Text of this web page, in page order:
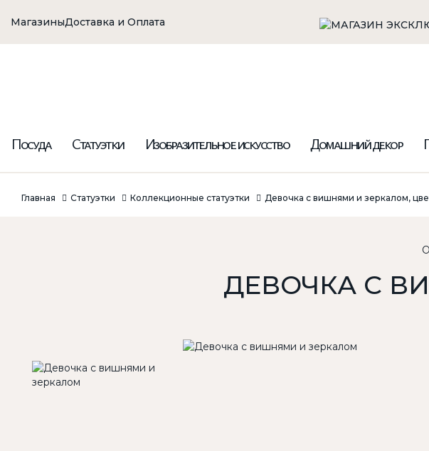
МагазиныДоставка и Оплата
Посуда Статуэтки Изобразительное искусство Домашний декор
Главная Статуэтки Коллекционные статуэтки Девочка с вишнями и зеркалом,
ДЕВОЧКА С